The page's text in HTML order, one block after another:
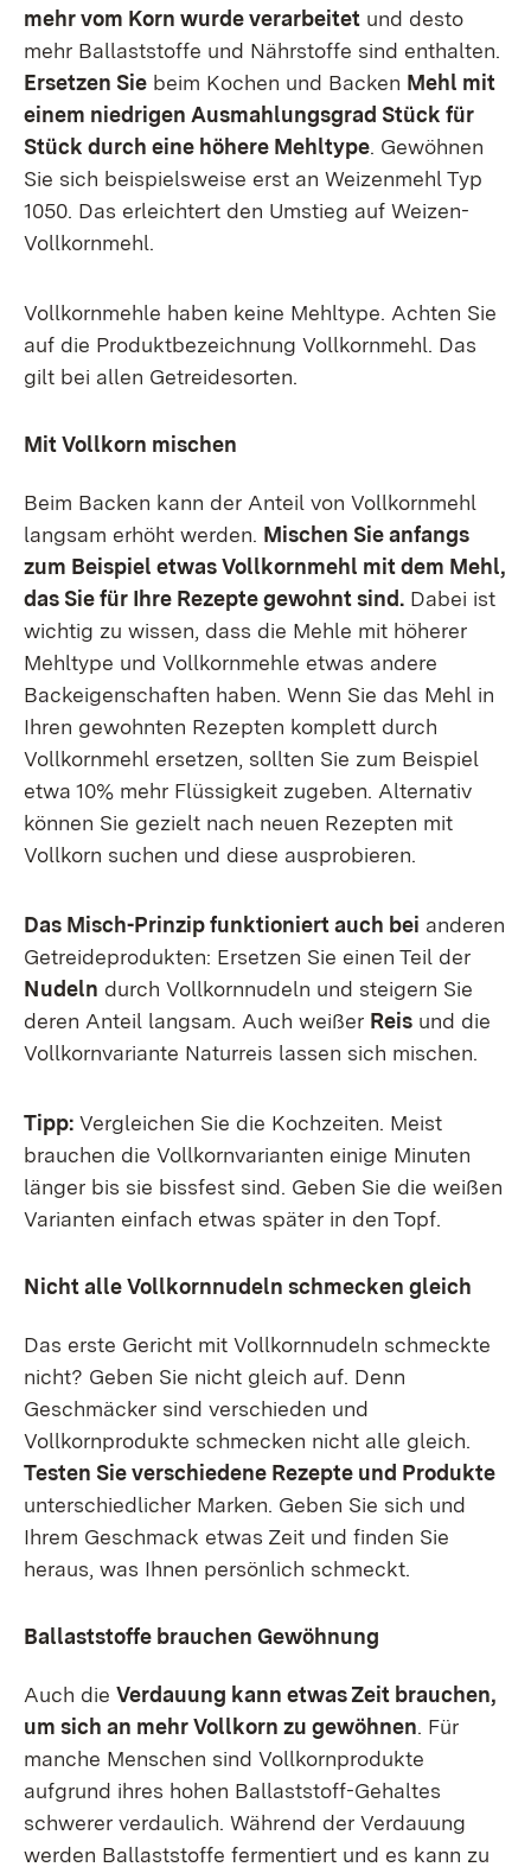
mehr vom Korn wurde verarbeitet und desto
mehr Ballaststoffe und Nährstoffe sind enthalten.
Ersetzen Sie beim Kochen und Backen Mehl mit
einem niedrigen Ausmahlungsgrad Stück für
Stück durch eine höhere Mehltype. Gewöhnen
Sie sich beispielsweise erst an Weizenmehl Typ
1050. Das erleichtert den Umstieg auf Weizen-
Vollkornmehl.
Vollkornmehle haben keine Mehltype. Achten Sie
auf die Produktbezeichnung Vollkornmehl. Das
gilt bei allen Getreidesorten.
Mit Vollkorn mischen
Beim Backen kann der Anteil von Vollkornmehl
langsam erhöht werden. Mischen Sie anfangs
zum Beispiel etwas Vollkornmehl mit dem Mehl,
das Sie für Ihre Rezepte gewohnt sind. Dabei ist
wichtig zu wissen, dass die Mehle mit höherer
Mehltype und Vollkornmehle etwas andere
Backeigenschaften haben. Wenn Sie das Mehl in
Ihren gewohnten Rezepten komplett durch
Vollkornmehl ersetzen, sollten Sie zum Beispiel
etwa 10% mehr Flüssigkeit zugeben. Alternativ
können Sie gezielt nach neuen Rezepten mit
Vollkorn suchen und diese ausprobieren.
Das Misch-Prinzip funktioniert auch bei anderen
Getreideprodukten: Ersetzen Sie einen Teil der
Nudeln durch Vollkornnudeln und steigern Sie
deren Anteil langsam. Auch weißer Reis und die
Vollkornvariante Naturreis lassen sich mischen.
Tipp: Vergleichen Sie die Kochzeiten. Meist
brauchen die Vollkornvarianten einige Minuten
länger bis sie bissfest sind. Geben Sie die weißen
Varianten einfach etwas später in den Topf.
Nicht alle Vollkornnudeln schmecken gleich
Das erste Gericht mit Vollkornnudeln schmeckte
nicht? Geben Sie nicht gleich auf. Denn
Geschmäcker sind verschieden und
Vollkornprodukte schmecken nicht alle gleich.
Testen Sie verschiedene Rezepte und Produkte
unterschiedlicher Marken. Geben Sie sich und
Ihrem Geschmack etwas Zeit und finden Sie
heraus, was Ihnen persönlich schmeckt.
Ballaststoffe brauchen Gewöhnung
Auch die Verdauung kann etwas Zeit brauchen,
um sich an mehr Vollkorn zu gewöhnen. Für
manche Menschen sind Vollkornprodukte
aufgrund ihres hohen Ballaststoff-Gehaltes
schwerer verdaulich. Während der Verdauung
werden Ballaststoffe fermentiert und es kann zu